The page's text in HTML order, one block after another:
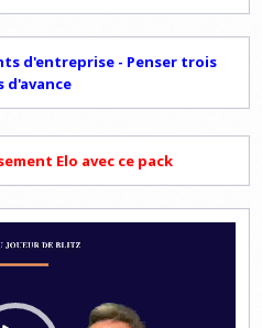
d'entreprise - Penser trois
d'avance
Elo avec ce pack